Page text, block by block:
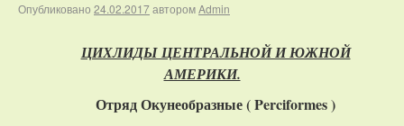
Опубликовано 24.02.2017авторомAdmin
ЦИХЛИДЫ ЦЕНТРАЛЬНОЙ И ЮЖНОЙ
АМЕРИКИ.
Отряд Окунеобразные ( Perciformes )